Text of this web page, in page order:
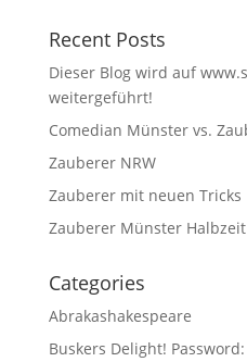
Recent Posts
Dieser Blog wird auf
weitergeführt!
Comedian Münster vs.
Zauberer NRW
Zauberer mit neuen Tricks
Zauberer Münster Halbzeit
Categories
Abrakashakespeare
Buskers Delight!